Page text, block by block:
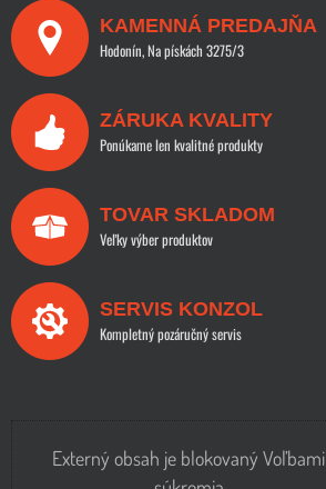
KAMENNÁ PREDAJŇA
Hodonín, Na pískách 3275/3
ZÁRUKA KVALITY
Ponúkame len kvalitné produkty
TOVAR SKLADOM
Veľky výber produktov
SERVIS KONZOL
Kompletný pozáručný servis
Externý obsah je blokovaný Voľbami